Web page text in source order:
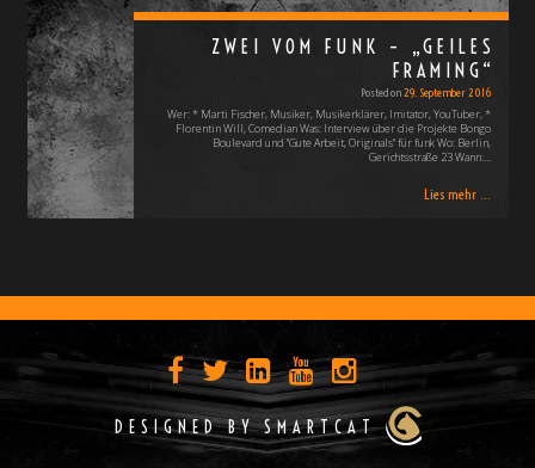
ZWEI VOM FUNK – „GEILES
FRAMING“
Posted on29. September 2016
Wer: * Marti Fischer, Musiker, Musikerklärer, Imitator, YouTuber, *
Florentin Will, Comedian Was: Interview über die Projekte Bongo
Boulevard und "Gute Arbeit, Originals" für funk Wo: Berlin,
Gerichtsstraße 23 Wann:…
Lies mehr ...
DESIGNED BY SMARTCAT